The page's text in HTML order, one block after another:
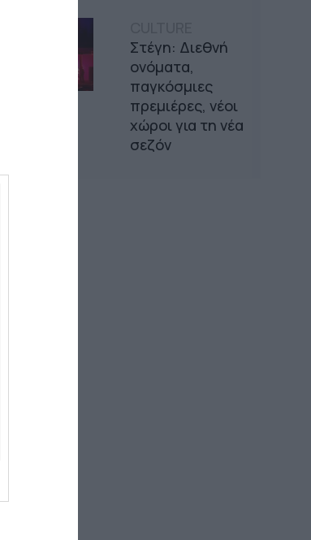
Στέγη: Διεθνή
ονόματα,
παγκόσμιες
πρεμιέρες, νέοι
χώροι για τη νέα
σεζόν